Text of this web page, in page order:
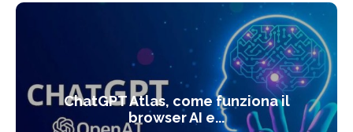
ChatGPT Atlas, come funziona il
browser AI e...